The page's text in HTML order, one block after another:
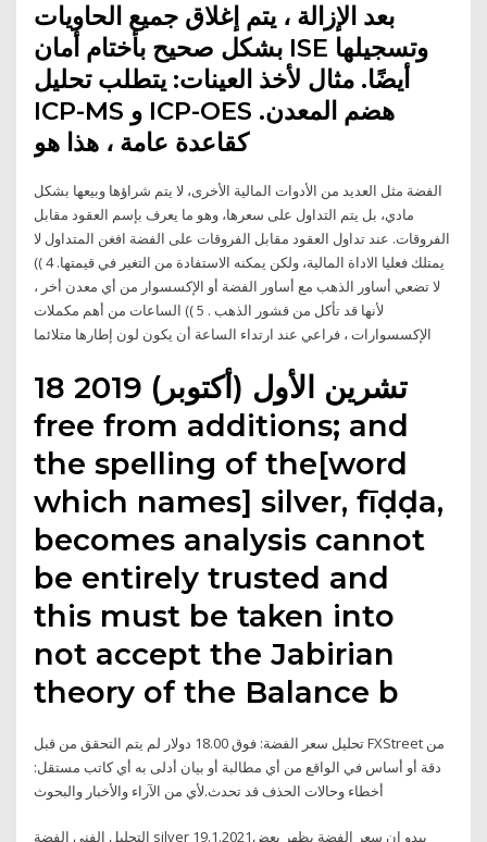
بعد الإزالة ، يتم إغلاق جميع الحاويات
بشكل صحيح بأختام أمان ISE وتسجيلها
أيضًا. مثال لأخذ العينات: يتطلب تحليل
ICP-MS و ICP-OES هضم المعدن.
كقاعدة عامة ، هذا هو
الفضة مثل العديد من الأدوات المالية الأخرى، لا يتم شراؤها وبيعها بشكل
مادي، بل يتم التداول على سعرها، وهو ما يعرف بإسم العقود مقابل
الفروقات. عند تداول العقود مقابل الفروقات على الفضة افغن المتداول لا
يمتلك فعليا الاداة المالية، ولكن يمكنه الاستفادة من التغير في قيمتها. 4 ))
لا تضعي أساور الذهب مع أساور الفضة أو الإكسسوار من أي معدن أخر ،
لأنها قد تأكل من قشور الذهب . 5 )) الساعات من أهم مكملات
الإكسسوارات ، فراعي عند ارتداء الساعة أن يكون لون إطارها متلائما
18 تشرين الأول (أكتوبر) 2019
free from additions; and
the spelling of the[word
which names] silver, fīḍḍa,
becomes analysis cannot
be entirely trusted and
this must be taken into
not accept the Jabirian
theory of the Balance b
تحليل سعر الفضة: فوق 18.00 دولار لم يتم التحقق من قبل FXStreet من
دقة أو أساس في الواقع من أي مطالبة أو بيان أدلى به أي كاتب مستقل:
أخطاء وحالات الحذف قد تحدث.لأي من الآراء والأخبار والبحوث
التحليل الفني الفضة silver 19.1.2021يبدو ان سعر الفضة يظهر بعض